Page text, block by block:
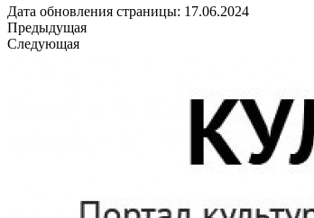
Дата обновления страницы: 17.06.2024
Предыдущая
Следующая